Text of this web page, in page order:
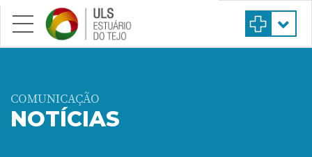
Saltar para conteúdo principal
COMUNICAÇÃO
NOTÍCIAS